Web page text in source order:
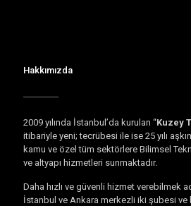
Hakkımızda
2009 yılında İstanbul’da kurulan “Kuzey
itibariyle yeni; tecrübesi ile ise 25 yılı
kamu ve özel tüm sektörlere Bilimsel
ve altyapı hizmetleri sunmaktadır.
Daha hızlı ve güvenli hizmet verebilmek
İstanbul ve Ankara merkezli iki şubesi ve